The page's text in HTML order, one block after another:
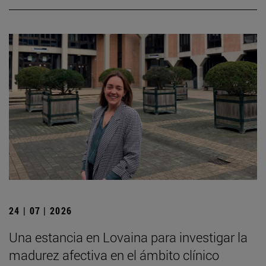
24 | 07 | 2026
Una estancia en Lovaina para investigar la
madurez afectiva en el ámbito clínico